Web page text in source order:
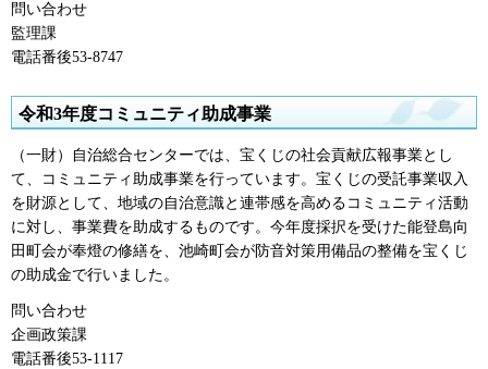
問い合わせ
監理課
電話番後53-8747
令和3年度コミュニティ助成事業
（一財）自治総合センターでは、宝くじの社会貢献広報事業とし
て、コミュニティ助成事業を行っています。宝くじの受託事業収入
を財源として、地域の自治意識と連帯感を高めるコミュニティ活動
に対し、事業費を助成するものです。今年度採択を受けた能登島向
田町会が奉燈の修繕を、池崎町会が防音対策用備品の整備を宝くじ
の助成金で行いました。
問い合わせ
企画政策課
電話番後53-1117